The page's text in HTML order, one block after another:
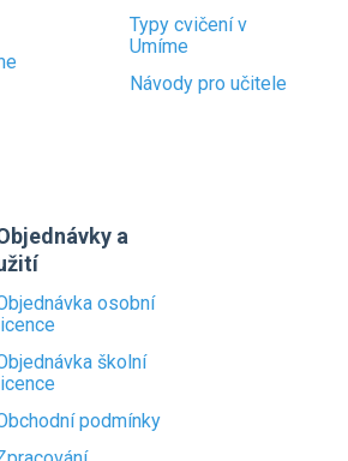
Typy cvičení v
Umíme
Návody pro učitele
a
osobní
školní
podmínky